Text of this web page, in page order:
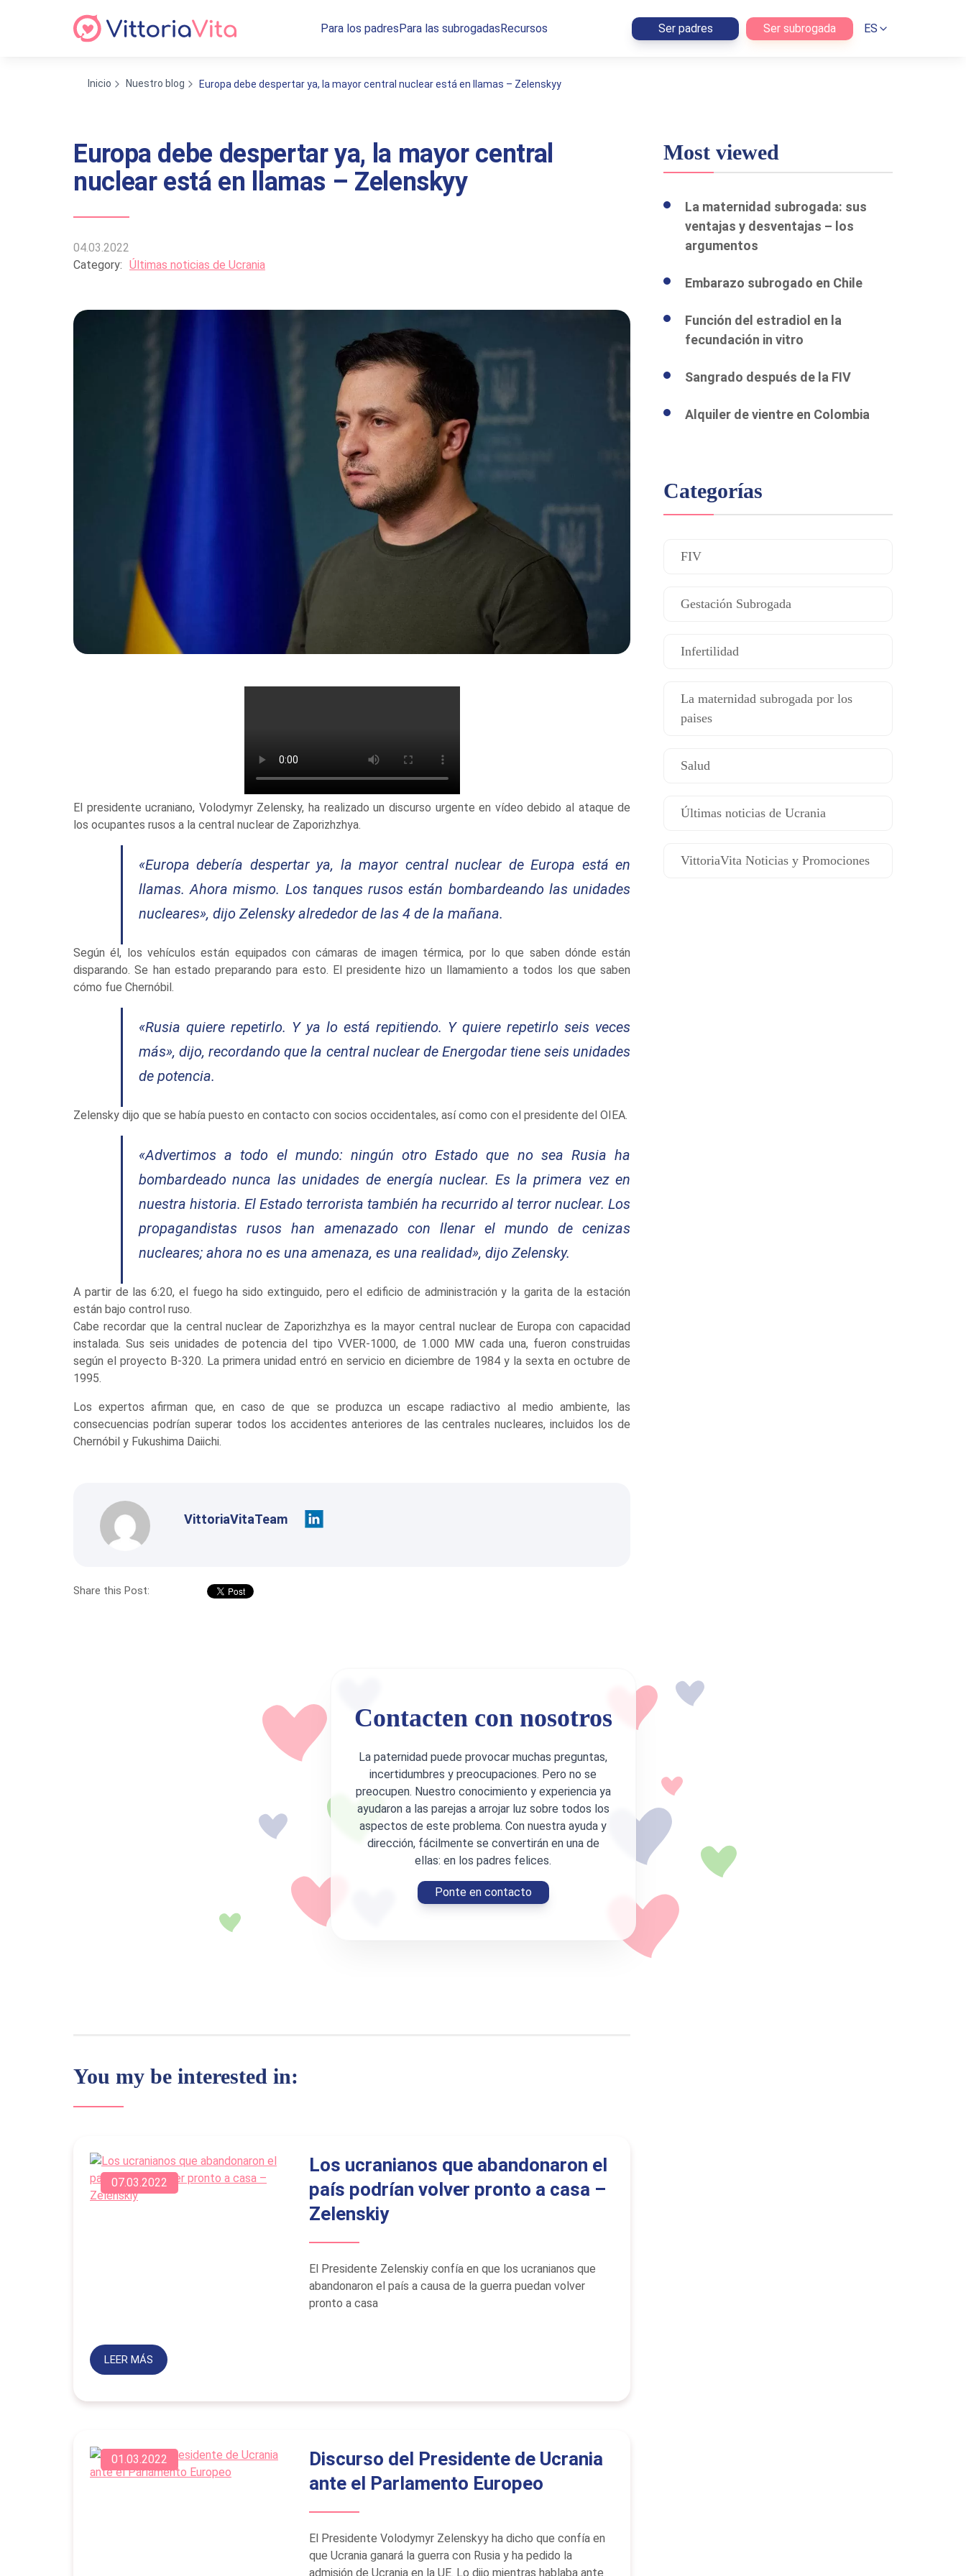
Para los padresPara las subrogadasRecursos Ser padres Ser subrogada ES
Inicio Nuestro blog Europa debe despertar ya, la mayor central nuclear está en llamas – Zelenskyy
Europa debe despertar ya, la mayor central
nuclear está en llamas – Zelenskyy
04.03.2022
Category: Últimas noticias de Ucrania
El presidente ucraniano, Volodymyr Zelensky, ha realizado un discurso urgente en vídeo debido al ataque de
los ocupantes rusos a la central nuclear de Zaporizhzhya.
«Europa debería despertar ya, la mayor central nuclear de Europa está en
llamas. Ahora mismo. Los tanques rusos están bombardeando las unidades
nucleares», dijo Zelensky alrededor de las 4 de la mañana.
Según él, los vehículos están equipados con cámaras de imagen térmica, por lo que saben dónde están
disparando. Se han estado preparando para esto. El presidente hizo un llamamiento a todos los que saben
cómo fue Chernóbil.
«Rusia quiere repetirlo. Y ya lo está repitiendo. Y quiere repetirlo seis veces
más», dijo, recordando que la central nuclear de Energodar tiene seis unidades
de potencia.
Zelensky dijo que se había puesto en contacto con socios occidentales, así como con el presidente del OIEA.
«Advertimos a todo el mundo: ningún otro Estado que no sea Rusia ha
bombardeado nunca las unidades de energía nuclear. Es la primera vez en
nuestra historia. El Estado terrorista también ha recurrido al terror nuclear. Los
propagandistas rusos han amenazado con llenar el mundo de cenizas
nucleares; ahora no es una amenaza, es una realidad», dijo Zelensky.
A partir de las 6:20, el fuego ha sido extinguido, pero el edificio de administración y la garita de la estación
están bajo control ruso.
Cabe recordar que la central nuclear de Zaporizhzhya es la mayor central nuclear de Europa con capacidad
instalada. Sus seis unidades de potencia del tipo VVER-1000, de 1.000 MW cada una, fueron construidas
según el proyecto B-320. La primera unidad entró en servicio en diciembre de 1984 y la sexta en octubre de
1995.
Los expertos afirman que, en caso de que se produzca un escape radiactivo al medio ambiente, las
consecuencias podrían superar todos los accidentes anteriores de las centrales nucleares, incluidos los de
Chernóbil y Fukushima Daiichi.
VittoriaVitaTeam
Share this Post:
Most viewed
La maternidad subrogada: sus
ventajas y desventajas – los
argumentos
Embarazo subrogado en Chile
Función del estradiol en la
fecundación in vitro
Sangrado después de la FIV
Alquiler de vientre en Colombia
Categorías
FIV
Gestación Subrogada
Infertilidad
La maternidad subrogada por los
paises
Salud
Últimas noticias de Ucrania
VittoriaVita Noticias y Promociones
Contacten con nosotros
La paternidad puede provocar muchas preguntas,
incertidumbres y preocupaciones. Pero no se
preocupen. Nuestro conocimiento y experiencia ya
ayudaron a las parejas a arrojar luz sobre todos los
aspectos de este problema. Con nuestra ayuda y
dirección, fácilmente se convertirán en una de
ellas: en los padres felices.
Ponte en contacto
You my be interested in:
07.03.2022
Los ucranianos que abandonaron el
país podrían volver pronto a casa –
Zelenskiy
El Presidente Zelenskiy confía en que los ucranianos que
abandonaron el país a causa de la guerra puedan volver
pronto a casa
LEER MÁS
01.03.2022
Discurso del Presidente de Ucrania
ante el Parlamento Europeo
El Presidente Volodymyr Zelenskyy ha dicho que confía en
que Ucrania ganará la guerra con Rusia y ha pedido la
admisión de Ucrania en la UE. Lo dijo mientras hablaba ante